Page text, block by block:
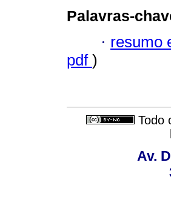
Palavras-
· resumo
pdf )
Todo
Av.